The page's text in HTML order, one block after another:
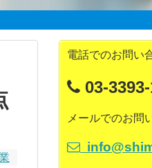
電話でのお問い
03-
メールでのお問